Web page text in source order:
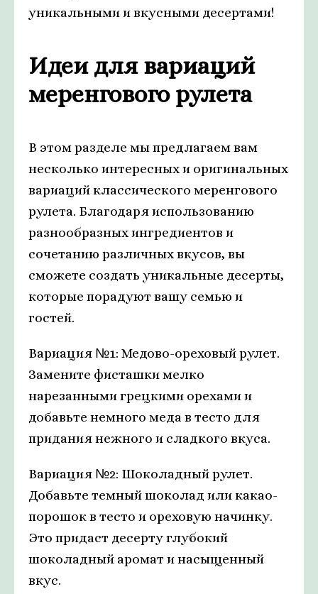
уникальными и вкусными десертами!
Идеи для вариаций
меренгового рулета
В этом разделе мы предлагаем вам
несколько интересных и оригинальных
вариаций классического меренгового
рулета. Благодаря использованию
разнообразных ингредиентов и
сочетанию различных вкусов, вы
сможете создать уникальные десерты,
которые порадуют вашу семью и
гостей.
Вариация №1: Медово-ореховый рулет.
Замените фисташки мелко
нарезанными грецкими орехами и
добавьте немного меда в тесто для
придания нежного и сладкого вкуса.
Вариация №2: Шоколадный рулет.
Добавьте темный шоколад или какао-
порошок в тесто и ореховую начинку.
Это придаст десерту глубокий
шоколадный аромат и насыщенный
вкус.